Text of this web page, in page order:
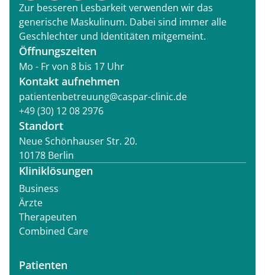
Zur besseren Lesbarkeit verwenden wir das
generische Maskulinum. Dabei sind immer alle
Geschlechter und Identitäten mitgemeint.
Öffnungszeiten
Mo - Fr von 8 bis 17 Uhr
Kontakt aufnehmen
patientenbetreuung@caspar-clinic.de
+49 (30) 12 08 2976
Standort
Neue Schönhauser Str. 20.
10178 Berlin
Kliniklösungen
Business
Ärzte
Therapeuten
Combined Care
Patienten